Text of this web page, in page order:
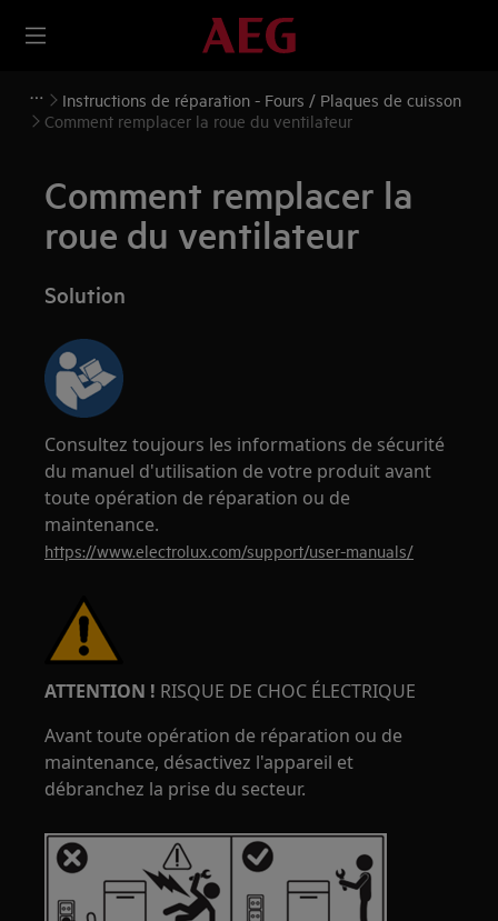
Instructions de réparation - Fours / Plaques de cuisson
Comment remplacer la roue du ventilateur
Comment remplacer la
roue du ventilateur
Solution
Consultez toujours les informations de sécurité
du manuel d'utilisation de votre produit avant
toute opération de réparation ou de
maintenance.
https://www.electrolux.com/support/user-manuals/
ATTENTION ! RISQUE DE CHOC ÉLECTRIQUE
Avant toute opération de réparation ou de
maintenance, désactivez l'appareil et
débranchez la prise du secteur.